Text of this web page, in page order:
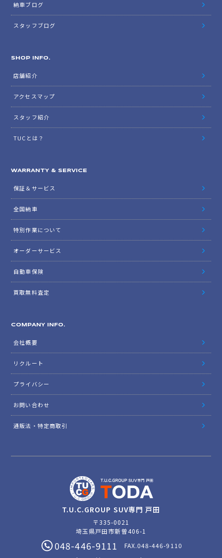
納車ブログ
スタッフブログ
SHOP INFO.
店舗紹介
アクセスマップ
スタッフ紹介
TUCとは？
WARRANTY & SERVICE
保証＆サービス
全国納車
特別作業について
オーダーサービス
自動車保険
買取無料査定
COMPANY INFO.
会社概要
リクルート
プライバシー
お問い合わせ
通販法・特定商取引
T.U.C.GROUP SUV専門 戸田
〒335-0021
埼玉県戸田市新曽406-1
048-446-9111
FAX.048-446-9110